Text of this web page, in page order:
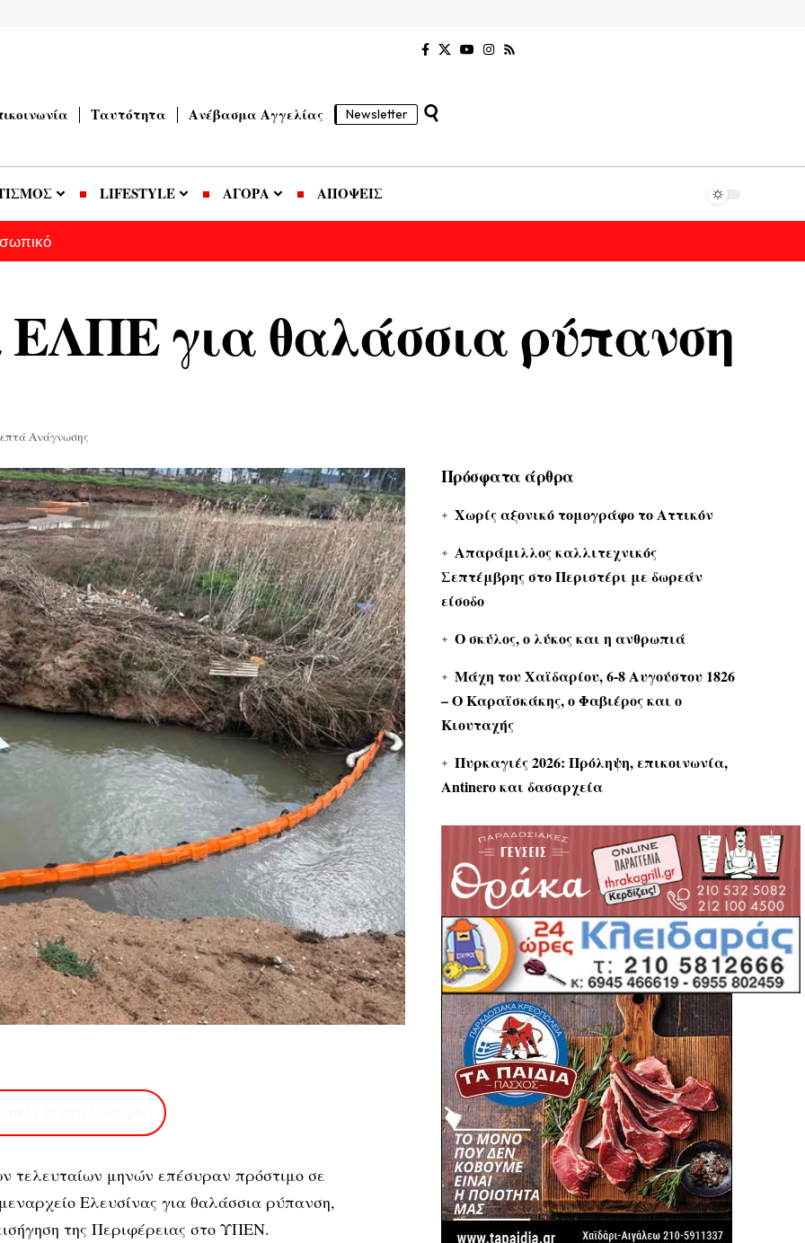
Ταυτότητα Ανέβασμα Αγγελίας Newsletter
LIFESTYLE ΑΓΟΡΑ ΑΠΟΨΕΙΣ
ΕΛΠΕ για θαλάσσια ρύπανση
Ανάγνωσης
τελευταίων μηνών επέσυραν πρόστιμο σε
Ελευσίνας για θαλάσσια ρύπανση,
της Περιφέρειας στο ΥΠΕΝ.
Πρόσφατα άρθρα
Χωρίς αξονικό τομογράφο το Αττικόν
Απαράμιλλος καλλιτεχνικός
Σεπτέμβρης στο Περιστέρι με δωρεάν
είσοδο
Ο σκύλος, ο λύκος και η ανθρωπιά
Μάχη του Χαϊδαρίου, 6-8 Αυγούστου 1826
– Ο Καραϊσκάκης, ο Φαβιέρος και ο
Κιουταχής
Πυρκαγιές 2026: Πρόληψη, επικοινωνία,
Antinero και δασαρχεία